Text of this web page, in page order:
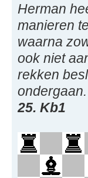
Herman
manieren
waarna
ook niet
rekken
25. Kb1